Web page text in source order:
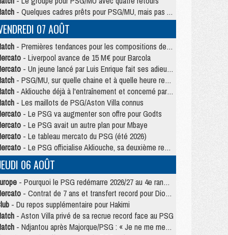
- Quelques cadres prêts pour PSG/MU, mais pas Akliouche ?
07 AOÛT
- Premières tendances pour les compositions de PSG/MU
- Liverpool avance de 15 M€ pour Barcola
- Un jeune lancé par Luis Enrique fait ses adieux au PSG
- PSG/MU, sur quelle chaine et à quelle heure regarder le match ?
- Akliouche déjà à l'entraînement et concerné par PSG/MU ?
- Les maillots de PSG/Aston Villa connus
- Le PSG va augmenter son offre pour Godts
- Le PSG avait un autre plan pour Mbaye
- Le tableau mercato du PSG (été 2026)
- Le PSG officialise Akliouche, sa deuxième recrue de l’été
06 AOÛT
- Pourquoi le PSG redémarre 2026/27 au 4e rang du coefficient UEFA
- Contrat de 7 ans et transfert record pour Diomandé loin du PSG
- Du repos supplémentaire pour Hakimi
- Aston Villa privé de sa recrue record face au PSG
- Ndjantou après Majorque/PSG : « Je ne me mets pas de plafond »